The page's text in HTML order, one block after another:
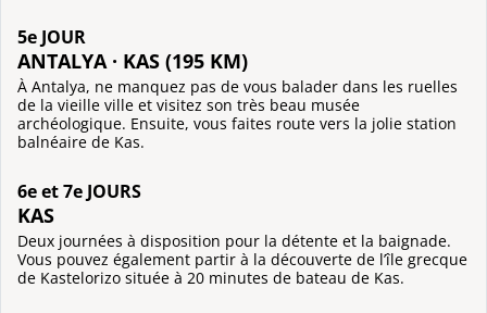
5e JOUR
ANTALYA · KAS (195 KM)
À Antalya, ne manquez pas de vous balader dans les ruelles
de la vieille ville et visitez son très beau musée
archéologique. Ensuite, vous faites route vers la jolie station
balnéaire de Kas.
6e et 7e JOURS
KAS
Deux journées à disposition pour la détente et la baignade.
Vous pouvez également partir à la découverte de l’île grecque
de Kastelorizo située à 20 minutes de bateau de Kas.